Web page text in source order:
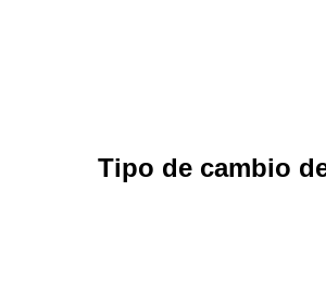
Tipo de cambio